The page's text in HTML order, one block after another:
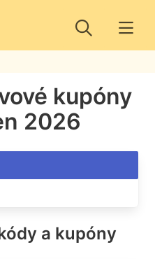
kupóny
2026
a kupóny